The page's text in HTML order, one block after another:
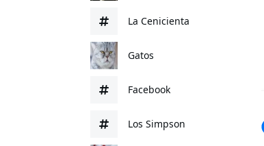
La Cenicienta
Gatos
Facebook
Los Simpson